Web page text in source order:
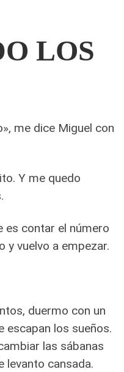
LOS
me dice Miguel con
Y me quedo
es contar el número
y vuelvo a empezar.
duermo con un
escapan los sueños.
las sábanas
levanto cansada.